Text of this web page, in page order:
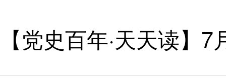
【党史百年·天天读】7